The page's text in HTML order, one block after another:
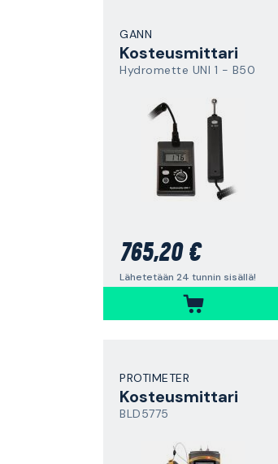
GANN
Kosteusmittari
Hydromette UNI 1 - B50
765,20 €
Lähetetään 24 tunnin sisällä!
PROTIMETER
Kosteusmittari
BLD5775